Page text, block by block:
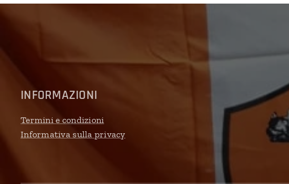
INFORMAZIONI
Termini e condizioni
Informativa sulla privacy